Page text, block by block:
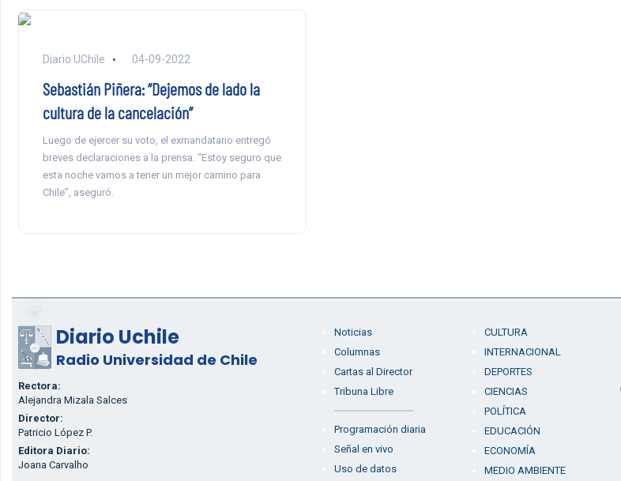
Diario UChile 04-09-2022
Sebastián Piñera: “Dejemos de lado la
cultura de la cancelación”
Luego de ejercer su voto, el exmandatario entregó
breves declaraciones a la prensa. “Estoy seguro que
esta noche vamos a tener un mejor camino para
Chile”, aseguró.
Diario Uchile
Radio Universidad de Chile
Rectora:
Alejandra Mizala Salces
Director:
Patricio López P.
Editora Diario:
Joana Carvalho
Noticias
Columnas
Cartas al Director
Tribuna Libre
Programación diaria
Señal en vivo
Uso de datos
CULTURA
INTERNACIONAL
DEPORTES
CIENCIAS
POLÍTICA
EDUCACIÓN
ECONOMÍA
MEDIO AMBIENTE